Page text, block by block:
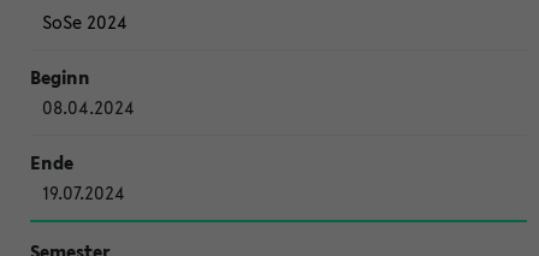
SoSe 2024
08.04.2024
19.07.2024